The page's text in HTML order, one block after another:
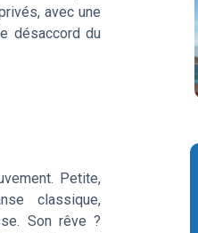
avec une
désaccord du
Petite,
classique,
Son rêve ?